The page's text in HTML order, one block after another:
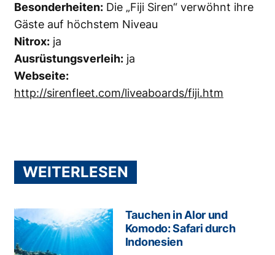
Besonderheiten: Die „Fiji Siren“ verwöhnt ihre
Gäste auf höchstem Niveau
Nitrox: ja
Ausrüstungsverleih: ja
Webseite:
http://sirenfleet.com/liveaboards/fiji.htm
WEITERLESEN
Tauchen in Alor und
Komodo: Safari durch
Indonesien